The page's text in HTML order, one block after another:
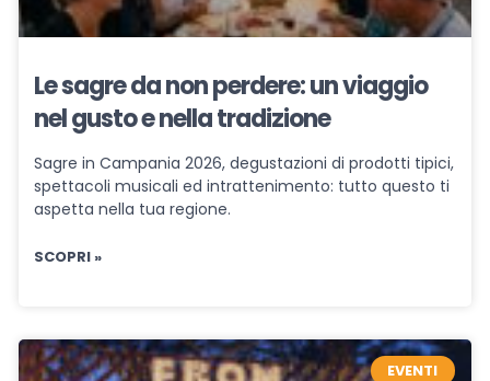
Le sagre da non perdere: un viaggio
nel gusto e nella tradizione
Sagre in Campania 2026, degustazioni di prodotti tipici,
spettacoli musicali ed intrattenimento: tutto questo ti
aspetta nella tua regione.
SCOPRI »
EVENTI